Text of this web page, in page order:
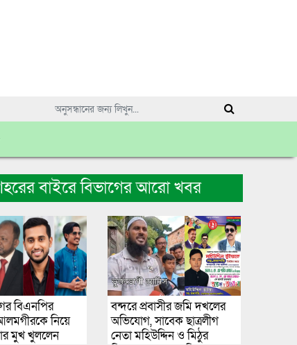
বাইরে বিভাগের আরো খবর
বিএনপির
নিয়ে
মুখ খুললেন
বন্দরে প্রবাসীর জমি দখলের
অভিযোগ, সাবেক ছাত্রলীগ
নেতা মহিউদ্দিন ও মিঠুর